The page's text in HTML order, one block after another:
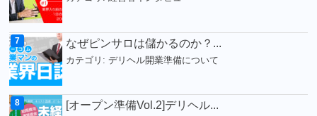
なぜピンサロは儲かるのか？...
カテゴリ:デリヘル開業準備について
[オープン準備Vol.2]デリヘル...